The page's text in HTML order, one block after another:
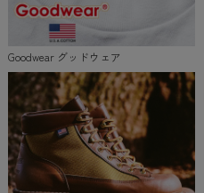
Goodwear グッドウェア